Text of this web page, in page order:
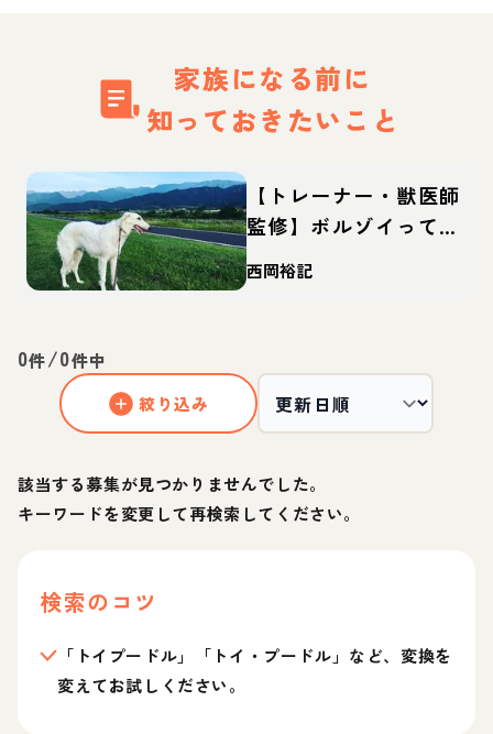
家族になる前に
知っておきたいこと
【トレーナー・獣医師
監修】ボルゾイってど
んな犬？性格・特徴・
育て方・迎え方
西岡裕記
0件/0件中
絞り込み
該当する募集が見つかりませんでした。
キーワードを変更して再検索してください。
検索のコツ
「トイプードル」「トイ・プードル」など、変換を
変えてお試しください。